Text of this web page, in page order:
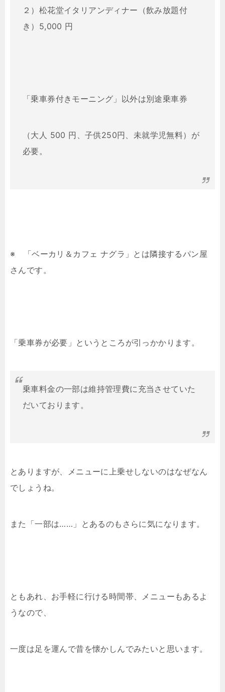
２）松花堂イタリアンディナー（飲み放題付
き）5,000 円
「乗車券付きモーニング」以外は別途乗車券
（大人 500 円、子供250円、未就学児無料）が
必要。
※ 「ベーカリ＆カフェ ナグラ」とは隣接するパン屋
さんです。
「乗車券が必要」というところが引っかかります。
乗車料金の一部は維持管理費に充当させていた
だいております。
とありますが、メニューに上乗せしないのはなぜなん
でしょうね。
また「一部は……」とあるのもさらに気になります。
ともあれ、お手軽に行ける時間帯、メニューもあるよ
うなので、
一度は足を運んで昔を懐かしんでみたいと思います。